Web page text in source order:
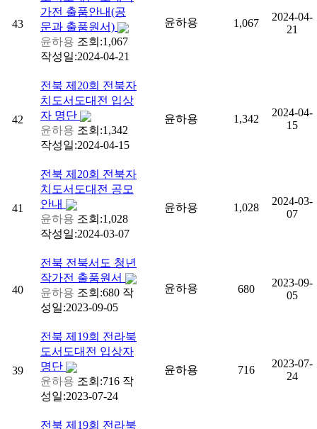
43
가전 출품안내(공
문과 출품원서)
윤하용 조회:1,067
작성일:2024-04-21
윤하용 1,067
2024-04-
21
42
전북 제20회 전북자
치도서도대전 입상
자 명단
윤하용 조회:1,342
작성일:2024-04-15
윤하용 1,342
2024-04-
15
41
전북 제20회 전북자
치도서도대전 공모
안내
윤하용 조회:1,028
작성일:2024-03-07
윤하용 1,028
2024-03-
07
40
전북 전북서도 청년
작가전 출품원서
윤하용 조회:680 작
성일:2023-09-05
윤하용 680
2023-09-
05
39
전북 제19회 전라북
도서도대전 입상자
명단
윤하용 조회:716 작
성일:2023-07-24
윤하용 716
2023-07-
24
전북 제19회 전라북